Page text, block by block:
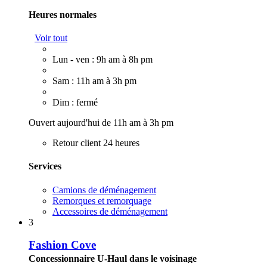
Heures normales
Voir tout
Lun - ven : 9h am à 8h pm
Sam : 11h am à 3h pm
Dim : fermé
Ouvert aujourd'hui de 11h am à 3h pm
Retour client 24 heures
Services
Camions de déménagement
Remorques et remorquage
Accessoires de déménagement
3
Fashion Cove
Concessionnaire U-Haul dans le voisinage